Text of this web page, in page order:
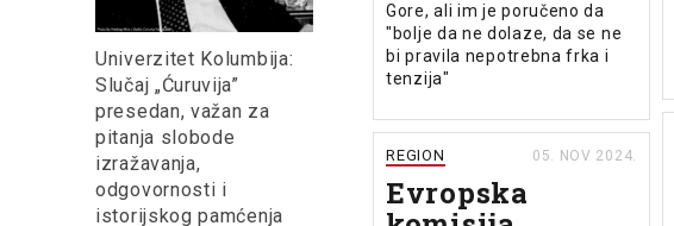
Univerzitet Kolumbija:
Slučaj „Ćuruvija”
presedan, važan za
pitanja slobode
izražavanja,
odgovornosti i
istorijskog pamćenja
Gore, ali im je poručeno da
"bolje da ne dolaze, da se ne
bi pravila nepotrebna frka i
tenzija"
REGION 05. NOV 2024.
Evropska